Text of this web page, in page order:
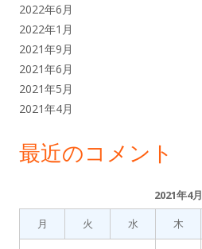
2022年6月
2022年1月
2021年9月
2021年6月
2021年5月
2021年4月
最近のコメント
2021年4月
月
火 水 木